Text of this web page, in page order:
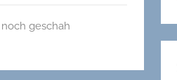
geschah